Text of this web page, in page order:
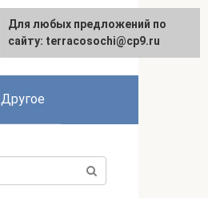
Другое
Для любых предложений по
сайту: terracosochi@cp9.ru